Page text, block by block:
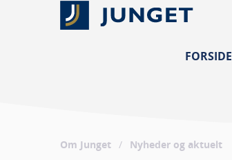
FORSIDE
Om Junget / Nyheder og aktuelt